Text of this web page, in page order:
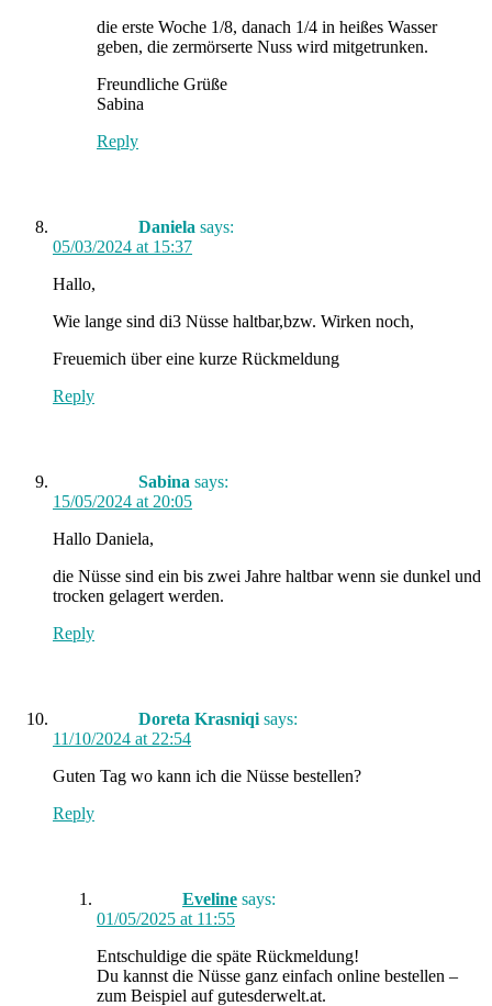
die erste Woche 1/8, danach 1/4 in heißes Wasser
geben, die zermörserte Nuss wird mitgetrunken.
Freundliche Grüße
Sabina
Reply
Daniela says:
05/03/2024 at 15:37
Hallo,
Wie lange sind di3 Nüsse haltbar,bzw. Wirken noch,
Freuemich über eine kurze Rückmeldung
Reply
Sabina says:
15/05/2024 at 20:05
Hallo Daniela,
die Nüsse sind ein bis zwei Jahre haltbar wenn sie dunkel und
trocken gelagert werden.
Reply
Doreta Krasniqi says:
11/10/2024 at 22:54
Guten Tag wo kann ich die Nüsse bestellen?
Reply
Eveline says:
01/05/2025 at 11:55
Entschuldige die späte Rückmeldung!
Du kannst die Nüsse ganz einfach online bestellen –
zum Beispiel auf gutesderwelt.at.